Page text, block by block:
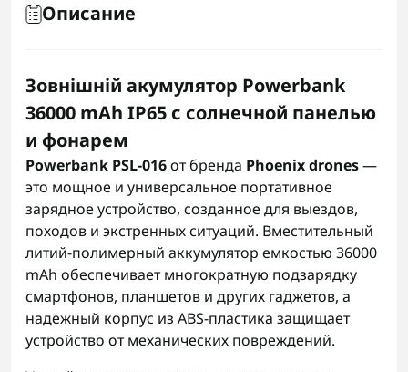
Описание
Зовнішній акумулятор Powerbank
36000 mAh IP65 с солнечной панелью
и фонарем
Powerbank PSL-016от бренда Phoenix drones—
это мощное и универсальное портативное
зарядное устройство, созданное для выездов,
походов и экстренных ситуаций. Вместительный
литий-полимерный аккумулятор емкостью 36000
mAh обеспечивает многократную подзарядку
смартфонов, планшетов и других гаджетов, а
надежный корпус из ABS-пластика защищает
устройство от механических повреждений.